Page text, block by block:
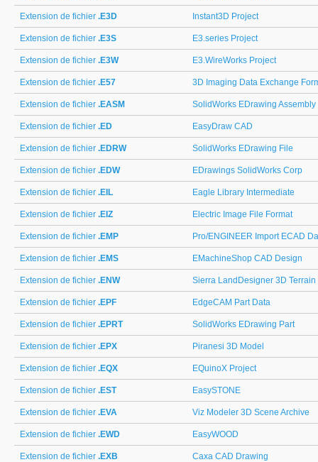
Extension de fichier .E3D Instant3D Project
Extension de fichier .E3S E3.series Project
Extension de fichier .E3W E3.WireWorks Project
Extension de fichier .E57 3D Imaging Data Exchange
Extension de fichier .EASM SolidWorks EDrawing Assembly
Extension de fichier .ED EasyDraw CAD
Extension de fichier .EDRW SolidWorks EDrawing File
Extension de fichier .EDW EDrawings SolidWorks Corp
Extension de fichier .EIL Eagle Library Intermediate
Extension de fichier .EIZ Electric Image File Format
Extension de fichier .EMP Pro/ENGINEER Import ECAD
Extension de fichier .EMS EMachineShop CAD Design
Extension de fichier .ENW Sierra LandDesigner 3D
Extension de fichier .EPF EdgeCAM Part Data
Extension de fichier .EPRT SolidWorks EDrawing Part
Extension de fichier .EPX Piranesi 3D Model
Extension de fichier .EQX EQuinoX Project
Extension de fichier .EST EasySTONE
Extension de fichier .EVA Viz Modeler 3D Scene Archive
Extension de fichier .EWD EasyWOOD
Extension de fichier .EXB Caxa CAD Drawing